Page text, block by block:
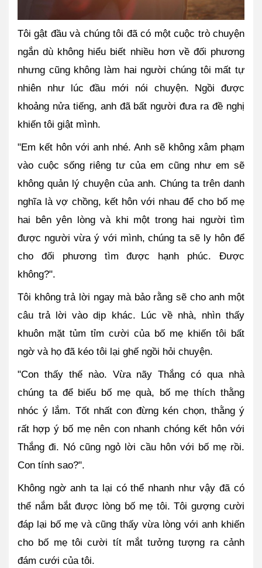
Tôi gật đầu và chúng tôi đã có một cuộc trò chuyện
ngắn dù không hiểu biết nhiều hơn về đối phương
nhưng cũng không làm hai người chúng tôi mất tự
nhiên như lúc đầu mới nói chuyện. Ngồi được
khoảng nửa tiếng, anh đã bất người đưa ra đề nghị
khiến tôi giật mình.
"Em kết hôn với anh nhé. Anh sẽ không xâm phạm
vào cuộc sống riêng tư của em cũng như em sẽ
không quản lý chuyện của anh. Chúng ta trên danh
nghĩa là vợ chồng, kết hôn với nhau để cho bố mẹ
hai bên yên lòng và khi một trong hai người tìm
được người vừa ý với mình, chúng ta sẽ ly hôn để
cho đối phương tìm được hạnh phúc. Được
không?".
Tôi không trả lời ngay mà bảo rằng sẽ cho anh một
câu trả lời vào dịp khác. Lúc về nhà, nhìn thấy
khuôn mặt tủm tỉm cười của bố mẹ khiến tôi bất
ngờ và họ đã kéo tôi lại ghế ngồi hỏi chuyện.
"Con thấy thế nào. Vừa nãy Thắng có qua nhà
chúng ta để biếu bố mẹ quà, bố mẹ thích thằng
nhóc ý lắm. Tốt nhất con đừng kén chọn, thằng ý
rất hợp ý bố mẹ nên con nhanh chóng kết hôn với
Thắng đi. Nó cũng ngỏ lời cầu hôn với bố mẹ rồi.
Con tính sao?".
Không ngờ anh ta lại có thể nhanh như vậy đã có
thể nắm bắt được lòng bố mẹ tôi. Tôi gượng cười
đáp lại bố mẹ và cũng thấy vừa lòng với anh khiến
cho bố mẹ tôi cười tít mắt tưởng tượng ra cảnh
đám cưới của tôi.